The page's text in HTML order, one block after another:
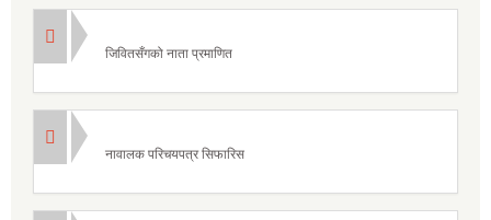
जिवितसँगको नाता प्रमाणित
नावालक परिचयपत्र सिफारिस